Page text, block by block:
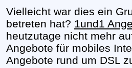
Vielleicht war dies ein
betreten hat? 1und1
heutzutage nicht mehr
Angebote für mobiles
Angebote rund um DSL